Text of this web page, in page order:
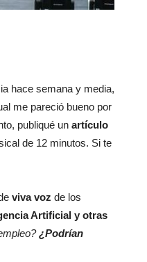
hace semana y media,
me pareció bueno por
publiqué un artículo
de 12 minutos. Si te
viva voz de los
Artificial y otras
¿Podrían